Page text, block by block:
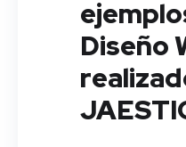
Diseño